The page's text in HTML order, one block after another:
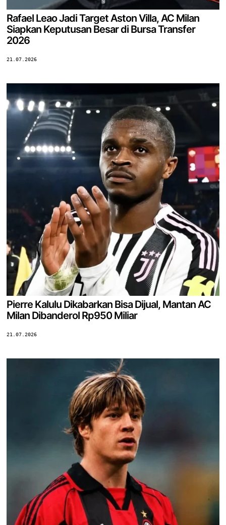
Rafael Leao Jadi Target Aston Villa, AC Milan
Siapkan Keputusan Besar di Bursa Transfer
2026
21.07.2026
Pierre Kalulu Dikabarkan Bisa Dijual, Mantan AC
Milan Dibanderol Rp950 Miliar
21.07.2026